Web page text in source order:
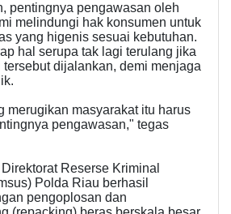
pentingnya pengawasan oleh
melindungi hak konsumen untuk
yang higenis sesuai kebutuhan.
hal serupa tak lagi terulang jika
tersebut dijalankan, demi menjaga
merugikan masyarakat itu harus
pengawasan," tegas
Reserse Kriminal
Polda Riau berhasil
pengoplosan dan